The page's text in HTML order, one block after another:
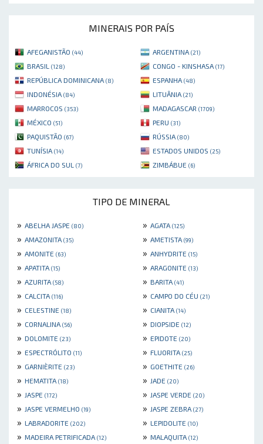
MINERAIS POR PAÍS
AFEGANISTÃO (44) ARGENTINA (21)
BRASIL (128) CONGO - KINSHASA (17)
REPÚBLICA DOMINICANA (8) ESPANHA (48)
INDONÉSIA (84) LITUÂNIA (21)
MARROCOS (353) MADAGASCAR (1709)
MÉXICO (51) PERU (31)
PAQUISTÃO (67) RÚSSIA (80)
TUNÍSIA (14) ESTADOS UNIDOS (25)
ÁFRICA DO SUL (7) ZIMBÁBUE (6)
TIPO DE MINERAL
» ABELHA JASPE (80) » AGATA (125)
» AMAZONITA (35) » AMETISTA (99)
» AMONITE (63) » ANHYDRITE (15)
» APATITA (15) » ARAGONITE (13)
» AZURITA (58) » BARITA (41)
» CALCITA (116) » CAMPO DO CÉU (21)
» CELESTINE (18) » CIANITA (14)
» CORNALINA (56) » DIOPSIDE (12)
» DOLOMITE (23) » EPIDOTE (20)
» ESPECTRÓLITO (11) » FLUORITA (25)
» GARNIÈRITE (23) » GOETHITE (26)
» HEMATITA (18) » JADE (20)
» JASPE (172) » JASPE VERDE (20)
» JASPE VERMELHO (19) » JASPE ZEBRA (27)
» LABRADORITE (202) » LEPIDOLITE (10)
» MADEIRA PETRIFICADA (12) » MALAQUITA (12)